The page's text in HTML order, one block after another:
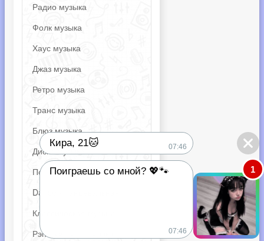
Радио музыка
Фолк музыка
Хаус музыка
Джаз музыка
Ретро музыка
Транс музыка
Блюз музыка
Диско музыка
Поп музыка
Dance - Танцевальная
Классическая музыка
Рэп - хип хоп музыка
Кира, 21🐱 07:46
Поиграешь со мной? 💖🐾
07:46
1